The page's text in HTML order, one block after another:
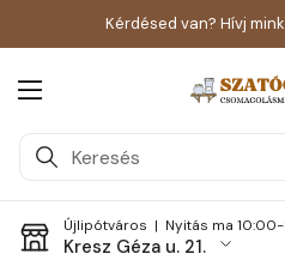
Kérdésed van? Hívj
Menü megnyitása
Újlipótváros | Nyitás ma
Kresz Géza u. 21.